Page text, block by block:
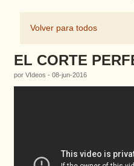
Volver para todos
EL CORTE
por VIdeos - 08-jun-2016